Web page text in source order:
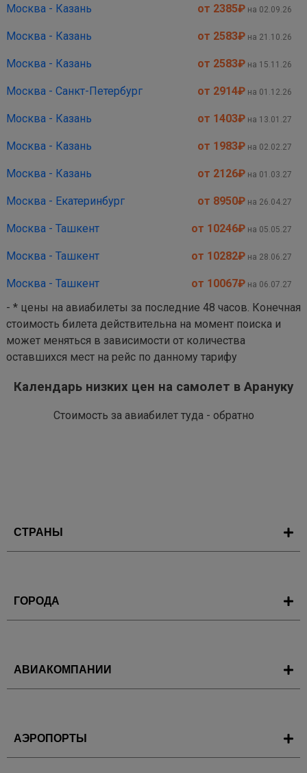
Москва - Казань от 2385₽ на 02.09.26
Москва - Казань от 2583₽ на 21.10.26
Москва - Казань от 2583₽ на 15.11.26
Москва - Санкт-Петербург от 2914₽ на 01.12.26
Москва - Казань от 1403₽ на 13.01.27
Москва - Казань от 1983₽ на 02.02.27
Москва - Казань от 2126₽ на 01.03.27
Москва - Екатеринбург от 8950₽ на 26.04.27
Москва - Ташкент от 10246₽ на 05.05.27
Москва - Ташкент от 10282₽ на 28.06.27
Москва - Ташкент от 10067₽ на 06.07.27
- * цены на авиабилеты за последние 48 часов. Конечная
стоимость билета действительна на момент поиска и
может меняться в зависимости от количества
оставшихся мест на рейс по данному тарифу
Календарь низких цен на самолет в Арануку
Стоимость за авиабилет туда - обратно
СТРАНЫ
ГОРОДА
АВИАКОМПАНИИ
АЭРОПОРТЫ